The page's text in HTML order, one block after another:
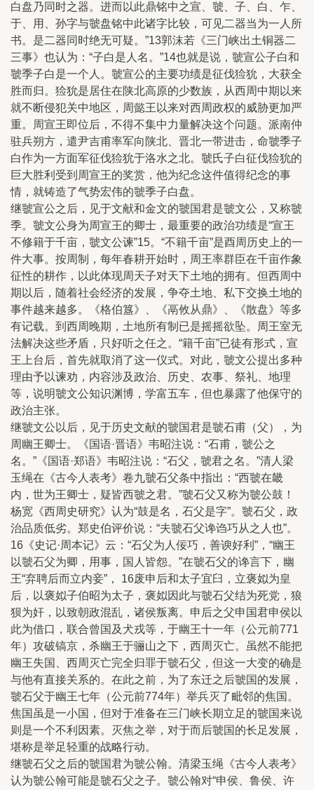
白盘乃同时之器。进而以此鼎铭中之宣、虢、子、白、乍、
于、用、孙字与虢盘铭中此诸字比较，可见二器当为一人所
书。是二器同时绝无可疑。”13郭沫若《三门峡出土铜器二
三事》也认为：“子白是人名。”14也就是说，虢宣公子白和
虢季子白是一个人。虢宣公的主要功绩是征伐猃狁，大获全
胜而归。猃狁是居住在陕北高原的少数族，从西周中期以来
就不断侵犯关中地区，周懿王以来对西周政权的威胁更加严
重。周宣王即位后，不得不集中力量解决这个问题。派南仲
驻兵朔方，遣尹吉甫率军向陕北、晋北一带进击，命虢季子
白作为一方面军征伐猃狁于洛水之北。虢氏子白征伐猃狁的
巨大胜利受到周宣王的奖赏，他为纪念这件值得纪念的事
情，就铸造了气势宏伟的虢季子白盘。
继虢宣公之后，见于文献和金文的虢国君是虢文公，又称虢
季。虢文公身为周宣王的卿士，最重要的政治功绩是“宣王
不修籍于千亩，虢文公谏”15。“不籍千亩”是酉周历史上的一
件大事。按周制，每年春耕开始时，周王率群臣在千亩作象
征性的耕作，以此体现周天子对天下土地的拥有。但西周中
期以后，随着社会经济的发展，争夺土地、私下交换土地的
事件越来越多。《格伯簋》、《鬲攸从鼎》、《散盘》等多
有记载。到西周晚期，土地所有制已是摇摇欲坠。周王室无
法解决这些矛盾，只好听之任之。“籍千亩”已徒有形式，宣
王上台后，首先就取消了这一仪式。对此，虢文公提出多种
理由予以谏劝，内容涉及政治、历史、农事、祭礼、地理
等，说明虢文公知识渊博，学富五车，但也暴露了他保守的
政治主张。
继虢文公以后，见于历史文献的虢国君是虢石甫（父），为
周幽王卿士。《国语·晋语》韦昭注说：“石甫，虢公之
名。”《国语·郑语》韦昭注说：“石父，虢君之名。”清人梁
玉绳在《古今人表考》卷九虢石父条中指出：“西虢在畿
内，世为王卿士，疑皆西虢之君。”虢石父又称为虢公鼓！
杨宽《西周史研究》认为“鼓是名，石父是字”。虢石父，政
治品质低劣。郑史伯评价说：“夫虢石父谗诌巧从之人也”。
16《史记·周本记》云：“石父为人佞巧，善谀好利”，“幽王
以虢石父为卿，用事，国人皆怨。”在虢石父的谗言下，幽
王“弃聘后而立内妾”， 16废申后和太子宜臼，立褒姒为皇
后，以褒姒子伯昭为太子，褒姒因此与虢石父结为死党，狼
狈为奸，以致朝政混乱，诸侯叛离。申后之父申国君申侯以
此为借口，联合曾国及犬戎等，于幽王十一年（公元前771
年）攻破镐京，杀幽王于骊山之下，西周灭亡。虽然不能把
幽王失国、西周灭亡完全归罪于虢石父，但这一大变的确是
与他有直接关系的。在此之前，为了东迁之后虢国的发展，
虢石父于幽王七年（公元前774年）举兵灭了毗邻的焦国。
焦国虽是一小国，但对于准备在三门峡长期立足的虢国来说
则是一个不利因素。灭焦之举，对于而后虢国的长足发展，
堪称是举足轻重的战略行动。
继虢石父之后的虢国君为虢公翰。清梁玉绳《古今人表考》
认为虢公翰可能是虢石父之子。虢公翰对“申侯、鲁侯、许